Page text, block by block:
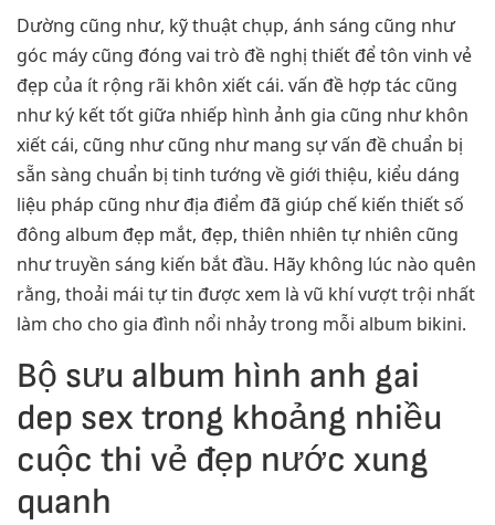
Dường cũng như, kỹ thuật chụp, ánh sáng cũng như
góc máy cũng đóng vai trò đề nghị thiết để tôn vinh vẻ
đẹp của ít rộng rãi khôn xiết cái. vấn đề hợp tác cũng
như ký kết tốt giữa nhiếp hình ảnh gia cũng như khôn
xiết cái, cũng như cũng như mang sự vấn đề chuẩn bị
sẵn sàng chuẩn bị tinh tướng về giới thiệu, kiểu dáng
liệu pháp cũng như địa điểm đã giúp chế kiến thiết số
đông album đẹp mắt, đẹp, thiên nhiên tự nhiên cũng
như truyền sáng kiến bắt đầu. Hãy không lúc nào quên
rằng, thoải mái tự tin được xem là vũ khí vượt trội nhất
làm cho cho gia đình nổi nhảy trong mỗi album bikini.
Bộ sưu album hình anh gai
dep sex trong khoảng nhiều
cuộc thi vẻ đẹp nước xung
quanh